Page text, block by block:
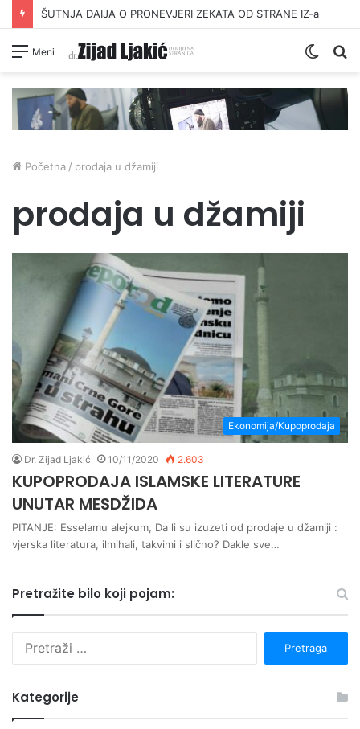
ŠUTNJA DAIJA O PRONEVJERI ZEKATA OD STRANE IZ-a
Meni
Switch
Početna / prodaja u džamiji
prodaja u džamiji
Ekonomija/Kupoprodaja
Dr. Zijad Ljakić 10/11/2020 2.603
KUPOPRODAJA ISLAMSKE LITERATURE
UNUTAR MESDŽIDA
PITANJE: Esselamu alejkum, Da li su izuzeti od prodaje u džamiji :
vjerska literatura, ilmihali, takvimi i slično? Dakle sve…
Pretražite bilo koji pojam:
Kategorije